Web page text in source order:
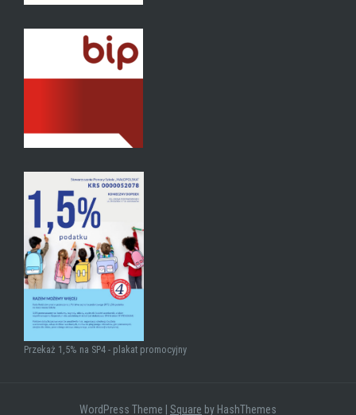
Przekaż 1,5% na SP4 - plakat promocyjny
WordPress Theme Square by HashThemes